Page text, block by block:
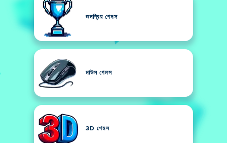
জনপ্রিয় গেমস
মাউস গেমস
3D গেমস